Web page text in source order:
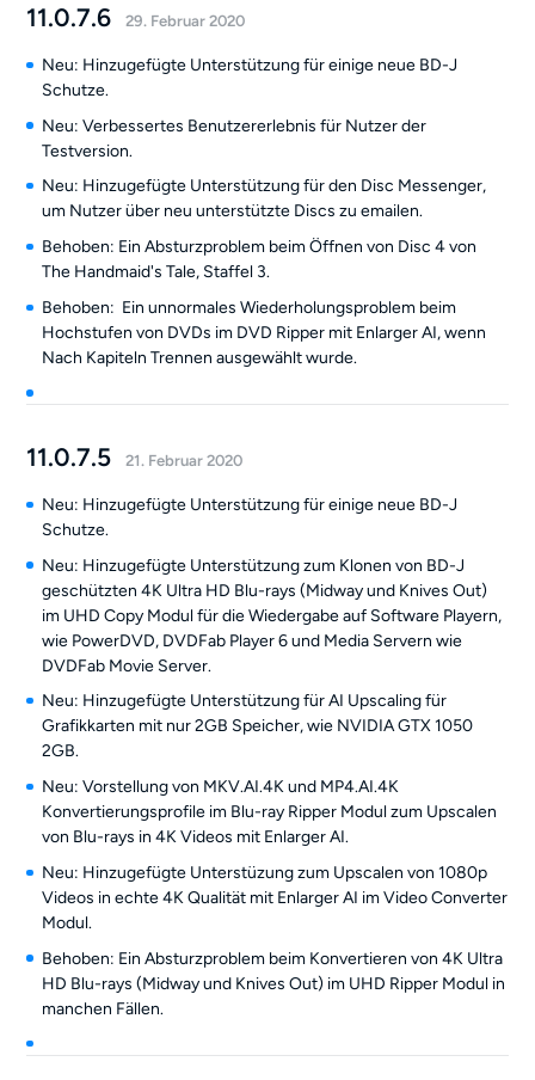
11.0.7.6 29. Februar 2020
Neu: Hinzugefügte Unterstützung für einige neue BD-J
Schutze.
Neu: Verbessertes Benutzererlebnis für Nutzer der
Testversion.
Neu: Hinzugefügte Unterstützung für den Disc Messenger,
um Nutzer über neu unterstützte Discs zu emailen.
Behoben: Ein Absturzproblem beim Öffnen von Disc 4 von
The Handmaid's Tale, Staffel 3.
Behoben: Ein unnormales Wiederholungsproblem beim
Hochstufen von DVDs im DVD Ripper mit Enlarger AI, wenn
Nach Kapiteln Trennen ausgewählt wurde.
11.0.7.5 21. Februar 2020
Neu: Hinzugefügte Unterstützung für einige neue BD-J
Schutze.
Neu: Hinzugefügte Unterstützung zum Klonen von BD-J
geschützten 4K Ultra HD Blu-rays (Midway und Knives Out)
im UHD Copy Modul für die Wiedergabe auf Software Playern,
wie PowerDVD, DVDFab Player 6 und Media Servern wie
DVDFab Movie Server.
Neu: Hinzugefügte Unterstützung für AI Upscaling für
Grafikkarten mit nur 2GB Speicher, wie NVIDIA GTX 1050
2GB.
Neu: Vorstellung von MKV.AI.4K und MP4.AI.4K
Konvertierungsprofile im Blu-ray Ripper Modul zum Upscalen
von Blu-rays in 4K Videos mit Enlarger AI.
Neu: Hinzugefügte Unterstüzung zum Upscalen von 1080p
Videos in echte 4K Qualität mit Enlarger AI im Video Converter
Modul.
Behoben: Ein Absturzproblem beim Konvertieren von 4K Ultra
HD Blu-rays (Midway und Knives Out) im UHD Ripper Modul in
manchen Fällen.